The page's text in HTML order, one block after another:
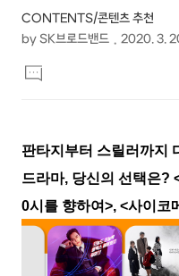
CONTENTS/콘텐츠 추천
by SK브로드밴드 2020. 3.
문
댓
글
판타지부터 스릴러까지
드라마, 당신의 선택은?
0시를 향하여>, <사이코